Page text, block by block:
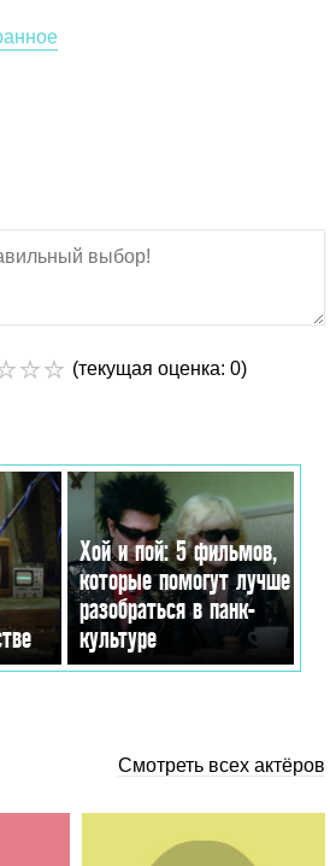
(текущая оценка: 0)
Хой и пой: 5 фильмов,
которые помогут лучше
разобраться в панк-
культуре
Смотреть всех актёров